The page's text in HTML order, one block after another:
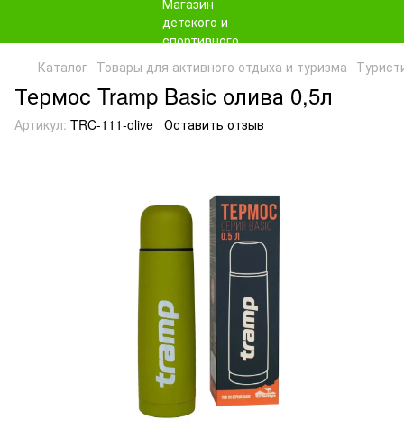
Каталог Товары для активного отдыха и туризма
Термос Tramp Basic олива 0,5л
Артикул: TRC-111-olive Оставить отзыв